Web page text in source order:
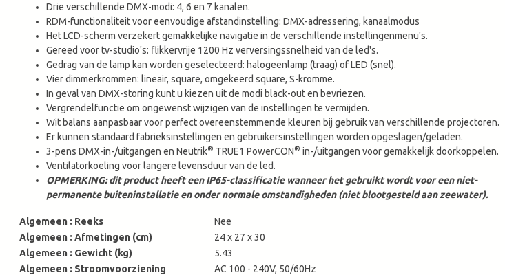
Drie verschillende DMX-modi: 4, 6 en 7 kanalen.
RDM-functionaliteit voor eenvoudige afstandinstelling: DMX-adressering, kanaalmodus
Het LCD-scherm verzekert gemakkelijke navigatie in de verschillende instellingenmenu's.
Gereed voor tv-studio's: flikkervrije 1200 Hz verversingssnelheid van de led's.
Gedrag van de lamp kan worden geselecteerd: halogeenlamp (traag) of LED (snel).
Vier dimmerkrommen: lineair, square, omgekeerd square, S-kromme.
In geval van DMX-storing kunt u kiezen uit de modi black-out en bevriezen.
Vergrendelfunctie om ongewenst wijzigen van de instellingen te vermijden.
Wit balans aanpasbaar voor perfect overeenstemmende kleuren bij gebruik van verschillende projectoren.
Er kunnen standaard fabrieksinstellingen en gebruikersinstellingen worden opgeslagen/geladen.
3-pens DMX-in-/uitgangen en Neutrik® TRUE1 PowerCON® in-/uitgangen voor gemakkelijk doorkoppelen.
Ventilatorkoeling voor langere levensduur van de led.
OPMERKING: dit product heeft een IP65-classificatie wanneer het gebruikt wordt voor een niet-
permanente buiteninstallatie en onder normale omstandigheden (niet blootgesteld aan zeewater).
Algemeen : Reeks
Nee
Algemeen : Afmetingen (cm)
24 x 27 x 30
Algemeen : Gewicht (kg)
5.43
Algemeen : Stroomvoorziening
AC 100 - 240V, 50/60Hz